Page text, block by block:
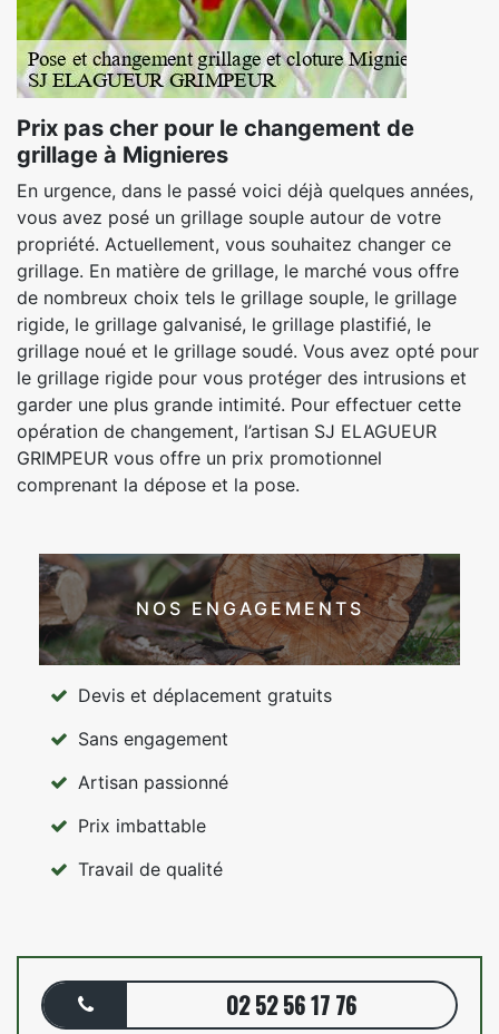
Prix pas cher pour le changement de
grillage à Mignieres
En urgence, dans le passé voici déjà quelques années,
vous avez posé un grillage souple autour de votre
propriété. Actuellement, vous souhaitez changer ce
grillage. En matière de grillage, le marché vous offre
de nombreux choix tels le grillage souple, le grillage
rigide, le grillage galvanisé, le grillage plastifié, le
grillage noué et le grillage soudé. Vous avez opté pour
le grillage rigide pour vous protéger des intrusions et
garder une plus grande intimité. Pour effectuer cette
opération de changement, l’artisan SJ ELAGUEUR
GRIMPEUR vous offre un prix promotionnel
comprenant la dépose et la pose.
NOS ENGAGEMENTS
Devis et déplacement gratuits
Sans engagement
Artisan passionné
Prix imbattable
Travail de qualité
02 52 56 17 76